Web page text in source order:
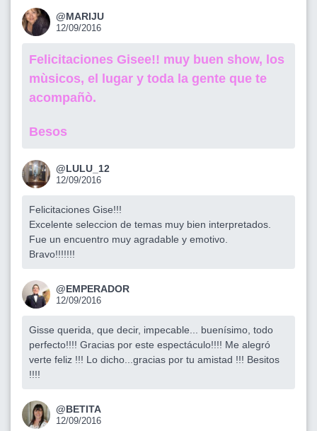
@MARIJU
12/09/2016
Felicitaciones Gisee!! muy buen show, los
mùsicos, el lugar y toda la gente que te
acompañò.
Besos
@LULU_12
12/09/2016
Felicitaciones Gise!!!
Excelente seleccion de temas muy bien interpretados.
Fue un encuentro muy agradable y emotivo.
Bravo!!!!!!!
@EMPERADOR
12/09/2016
Gisse querida, que decir, impecable... buenísimo, todo
perfecto!!!! Gracias por este espectáculo!!!! Me alegró
verte feliz !!! Lo dicho...gracias por tu amistad !!! Besitos
!!!!
@BETITA
12/09/2016